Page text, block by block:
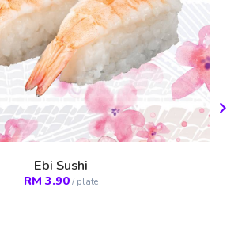
Ebi Sushi
RM3.90/plate